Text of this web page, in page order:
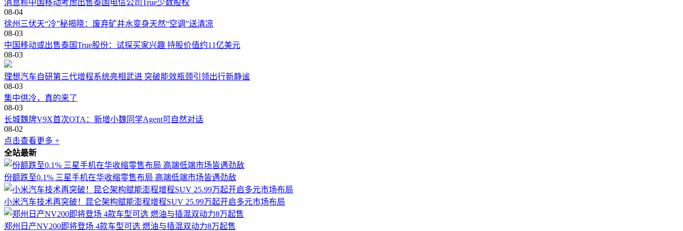
消息称中国移动考虑出售泰国电信公司True少数股权
08-04
徐州三伏天“冷”秘揭晓：废弃矿井水变身天然“空调”送清凉
08-03
中国移动或出售泰国True股份：试探买家兴趣 持股价值约11亿美元
08-03
理想汽车自研第三代增程系统亮相武进 突破能效瓶颈引领出行新静谧
08-03
集中供冷，真的来了
08-03
长城魏牌V9X首次OTA：新增小魏同学Agent可自然对话
08-02
点击查看更多 +
全站最新
份额跌至0.1% 三星手机在华收缩零售布局 高端低端市场皆遇劲敌
小米汽车技术再突破！昆仑架构赋能澎程增程SUV 25.99万起开启多元市场布局
郑州日产NV200即将登场 4款车型可选 燃油与插混双动力8万起售